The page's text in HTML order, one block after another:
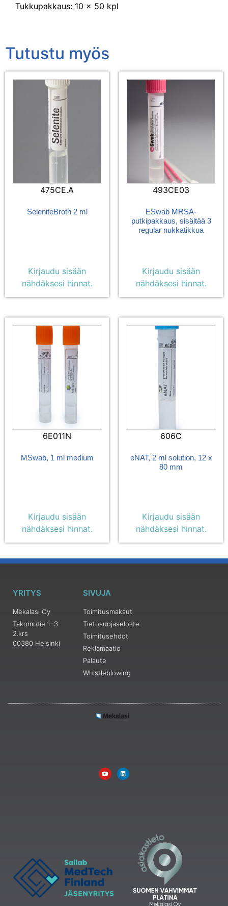
Tukkupakkaus: 10 x 50 kpl
Tutustu myös
475CE.A
SeleniteBroth 2 ml
Kirjaudu sisään
nähdäksesi hinnat.
493CE03
ESwab MRSA-
putkipakkaus, sisältää 3
regular nukkatikkua
Kirjaudu sisään
nähdäksesi hinnat.
6E011N
MSwab, 1 ml medium
Kirjaudu sisään
nähdäksesi hinnat.
606C
eNAT, 2 ml solution, 12 x
80 mm
Kirjaudu sisään
nähdäksesi hinnat.
YRITYS
Mekalasi Oy
Takomotie 1–3
2.krs
00380 Helsinki
SIVUJA
Toimitusmaksut
Tietosuojaseloste
Toimitusehdot
Reklamaatio
Palaute
Whistleblowing